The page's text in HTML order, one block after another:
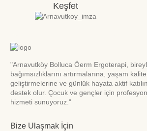
Keşfet
"Arnavutköy Bolluca Öerm Ergoterapi,
bağımsızlıklarını artırmalarına, yaşam
geliştirmelerine ve günlük hayata aktif
destek olur. Çocuk ve gençler için
hizmeti sunuyoruz.”
Bize Ulaşmak İçin